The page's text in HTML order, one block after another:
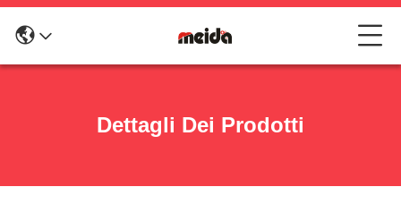
Dettagli Dei Prodotti